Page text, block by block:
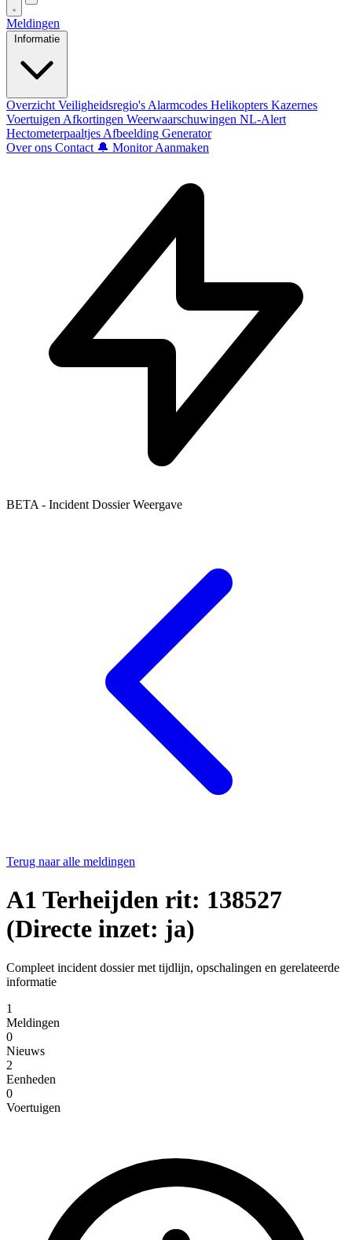
Meldingen
Informatie
Overzicht Veiligheidsregio's Alarmcodes Helikopters Kazernes
Voertuigen Afkortingen Weerwaarschuwingen NL-Alert
Hectometerpaaltjes Afbeelding Generator
Over ons Contact 🔔 Monitor Aanmaken
BETA - Incident Dossier Weergave
Terug naar alle meldingen
A1 Terheijden rit: 138527
(Directe inzet: ja)
Compleet incident dossier met tijdlijn, opschalingen en gerelateerde
informatie
1
Meldingen
0
Nieuws
2
Eenheden
0
Voertuigen